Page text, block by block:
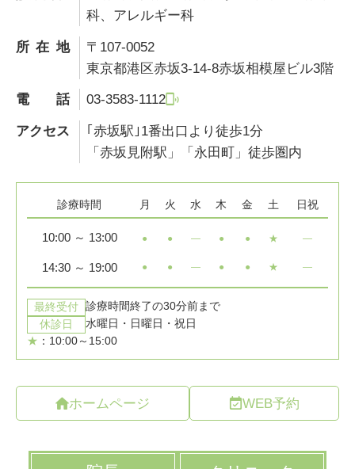
科、アレルギー科
所在地
〒107-0052
東京都港区赤坂3-14-8赤坂相模屋ビル3階
電話
03-3583-1112
アクセス
｢赤坂駅｣1番出口より徒歩1分
「赤坂見附駅」「永田町」徒歩圏内
ホームページ WEB予約